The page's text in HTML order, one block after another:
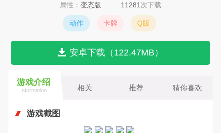
属性： 变态版 11281 次下载
动作 卡牌 Q版
安卓下载（122.47MB）
游戏介绍
Information 相关 推荐 猜你喜欢
游戏截图